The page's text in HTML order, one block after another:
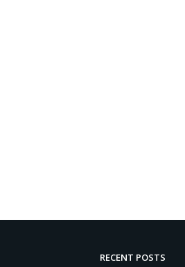
RECENT POSTS